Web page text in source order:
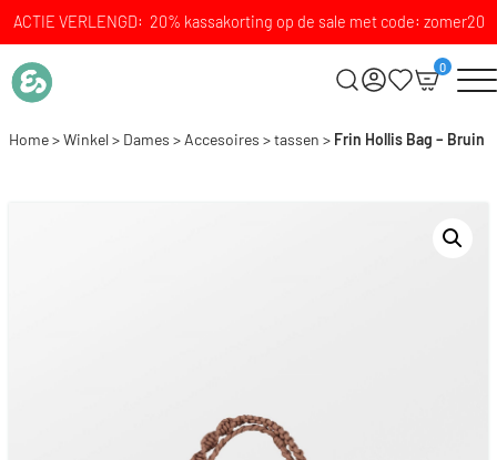
ACTIE VERLENGD: 20% kassakorting op de sale met code: zomer20
0
Home>Winkel> Dames > Accesoires >tassen > Frin Hollis Bag – Bruin